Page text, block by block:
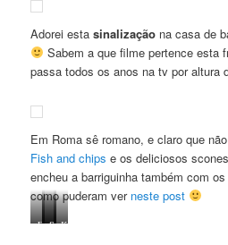
Adorei estasinalização na casa de
Sabem a que filme pertence esta
passa todos os anos na tv por altura
Em Roma sê romano, e claro que
Fish and chips e os deliciosos scones
encheu a barriguinha também com
como puderam ver neste post
FishHmmm
SconesKeep